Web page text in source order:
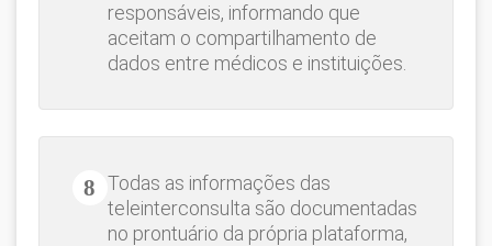
responsáveis, informando que
aceitam o compartilhamento de
dados entre médicos e instituições.
Todas as informações das
teleinterconsulta são documentadas
no prontuário da própria plataforma,